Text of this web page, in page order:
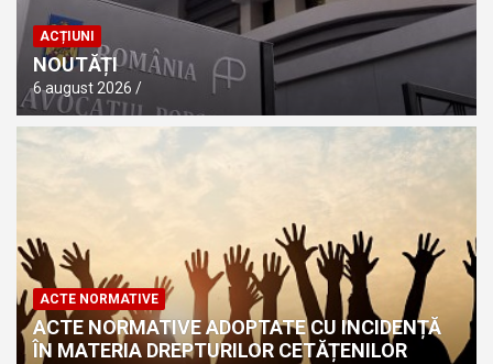
ACȚIUNI
NOUTĂȚI
6 august 2026
ACTE NORMATIVE
ACTE NORMATIVE ADOPTATE CU INCIDENȚĂ
ÎN MATERIA DREPTURILOR CETĂȚENILOR